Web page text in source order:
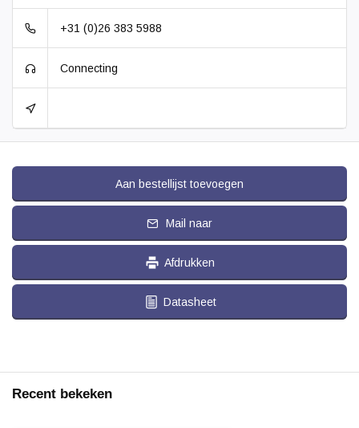
+31 (0)26 383 5988
Connecting
Aan bestellijst toevoegen
Mail naar
Afdrukken
Datasheet
Recent bekeken